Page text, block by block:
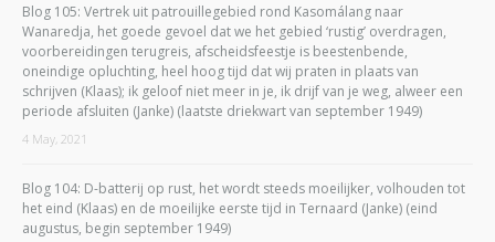
Blog 105: Vertrek uit patrouillegebied rond Kasomálang naar
Wanaredja, het goede gevoel dat we het gebied ‘rustig’ overdragen,
voorbereidingen terugreis, afscheidsfeestje is beestenbende,
oneindige opluchting, heel hoog tijd dat wij praten in plaats van
schrijven (Klaas); ik geloof niet meer in je, ik drijf van je weg, alweer een
periode afsluiten (Janke) (laatste driekwart van september 1949)
4 May, 2021
Blog 104: D-batterij op rust, het wordt steeds moeilijker, volhouden tot
het eind (Klaas) en de moeilijke eerste tijd in Ternaard (Janke) (eind
augustus, begin september 1949)